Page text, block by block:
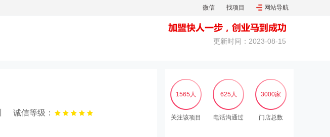
微信 找项目 网站导航
更新时间：2023-08-15
诚信等级：
1565人
关注该项目
625人
电话沟通过
3000家
门店总数